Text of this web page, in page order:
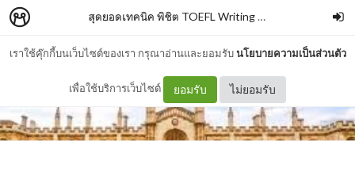
เราใช้คุ๊กกี้บนเว็บไซต์ของเรา กรุณาอ่านและยอมรับนโยบายความเป็นส่วนตัว
เพื่อใช้บริการเว็บไซต์ ยอมรับ ไม่ยอมรับ
สุดยอดเทคนิค พิชิต TOEFL Writing และ สุดยอดเทคนิค พิชิต IELTS